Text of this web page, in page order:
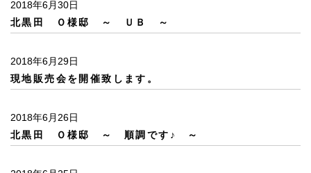
2018年6月30日
北黒田 Ｏ様邸 ～ ＵＢ ～
2018年6月29日
現地販売会を開催致します。
2018年6月26日
北黒田 Ｏ様邸 ～ 順調です♪ ～